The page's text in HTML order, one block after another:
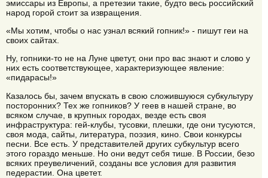
эмиссары из Европы, а претезии такие, будто весь российский
народ горой стоит за извращения.
«Мы хотим, чтобы о нас узнал всякий гопник!» - пишут геи на
своих сайтах.
Ну, гопники-то не на Луне цветут, они про вас знают и слово у
них есть соответствующее, характеризующее явление:
«пидарасы!»
Казалось бы, зачем впускать в свою сложившуюся субкультуру
посторонних? Тех же гопников? У геев в нашей стране, во
всяком случае, в крупных городах, везде есть своя
инфраструктура: гей-клубы, тусовки, плешки, где они тусуются,
своя мода, сайты, литература, поэзия, кино. Свои конкурсы
песни. Все есть. У представителей других субкультур всего
этого гораздо меньше. Но они ведут себя тише. В России, безо
всяких преувеличений, созданы все условия для развития
педерастии. Она цветет.